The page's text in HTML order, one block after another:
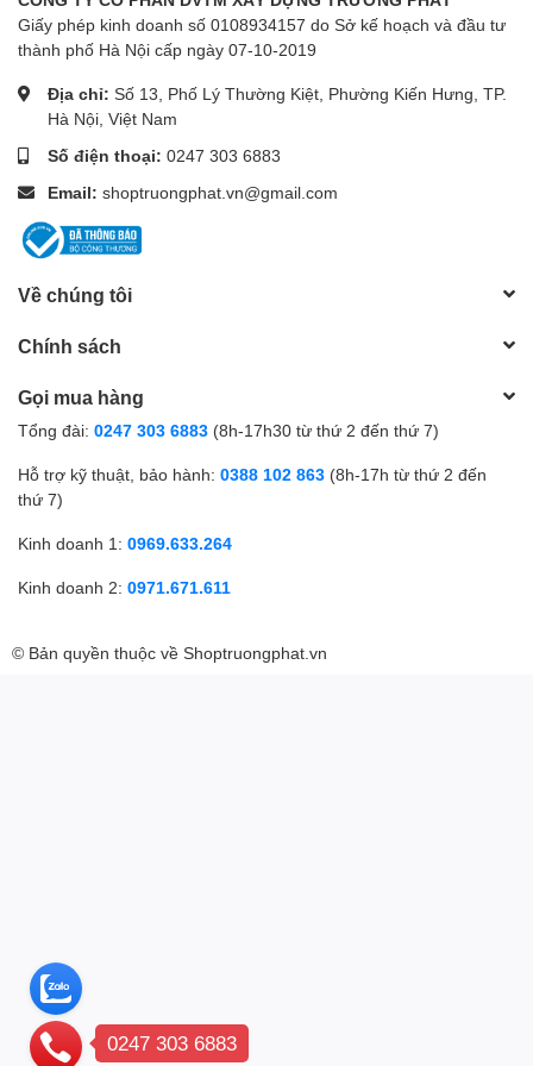
Giấy phép kinh doanh số 0108934157 do Sở kế hoạch và đầu tư
thành phố Hà Nội cấp ngày 07-10-2019
Địa chỉ: Số 13, Phố Lý Thường Kiệt, Phường Kiến Hưng, TP.
Hà Nội, Việt Nam
Số điện thoại: 0247 303 6883
Email: shoptruongphat.vn@gmail.com
Về chúng tôi
Chính sách
Gọi mua hàng
Tổng đài: 0247 303 6883 (8h-17h30 từ thứ 2 đến thứ 7)
Hỗ trợ kỹ thuật, bảo hành: 0388 102 863 (8h-17h từ thứ 2 đến
thứ 7)
Kinh doanh 1: 0969.633.264
Kinh doanh 2: 0971.671.611
© Bản quyền thuộc về Shoptruongphat.vn
0247 303 6883